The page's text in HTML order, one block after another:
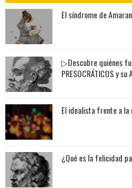
El síndrome de
▷Descubre quiénes
PRESOCRÁTICOS y
El idealista frente a la
¿Qué es la felicidad